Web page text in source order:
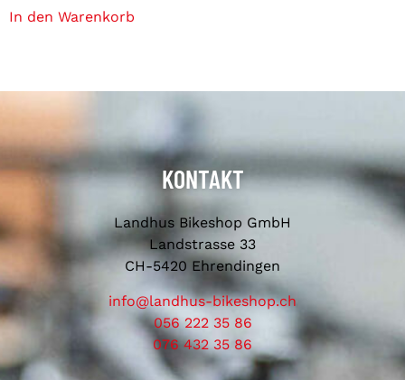
In den Warenkorb
KONTAKT
Landhus Bikeshop GmbH
Landstrasse 33
CH-5420 Ehrendingen
info@landhus-bikeshop.ch
056 222 35 86
076 432 35 86